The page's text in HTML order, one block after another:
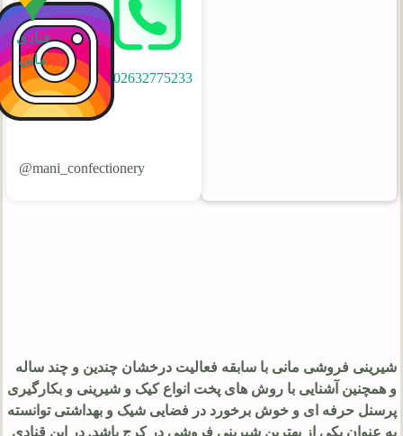
02632775233
mani_confectionery@
قنادی
مانی
شیرینی فروشی مانی با سابقه فعالیت درخشان چندین و چند ساله
و همچنین آشنایی با روش های پخت انواع کیک و شیرینی و بکارگیری
پرسنل حرفه ای و خوش برخورد در فضایی شیک و بهداشتی توانسته
به عنوان یکی از بهترین شیرینی فروشی در کرج باشد. در این قنادی